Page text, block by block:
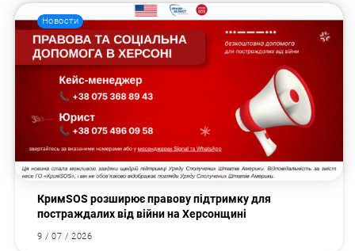
Новости
КримSOS розширює правову підтримку для
постраждалих від війни на Херсонщині
9 / 07 / 2026